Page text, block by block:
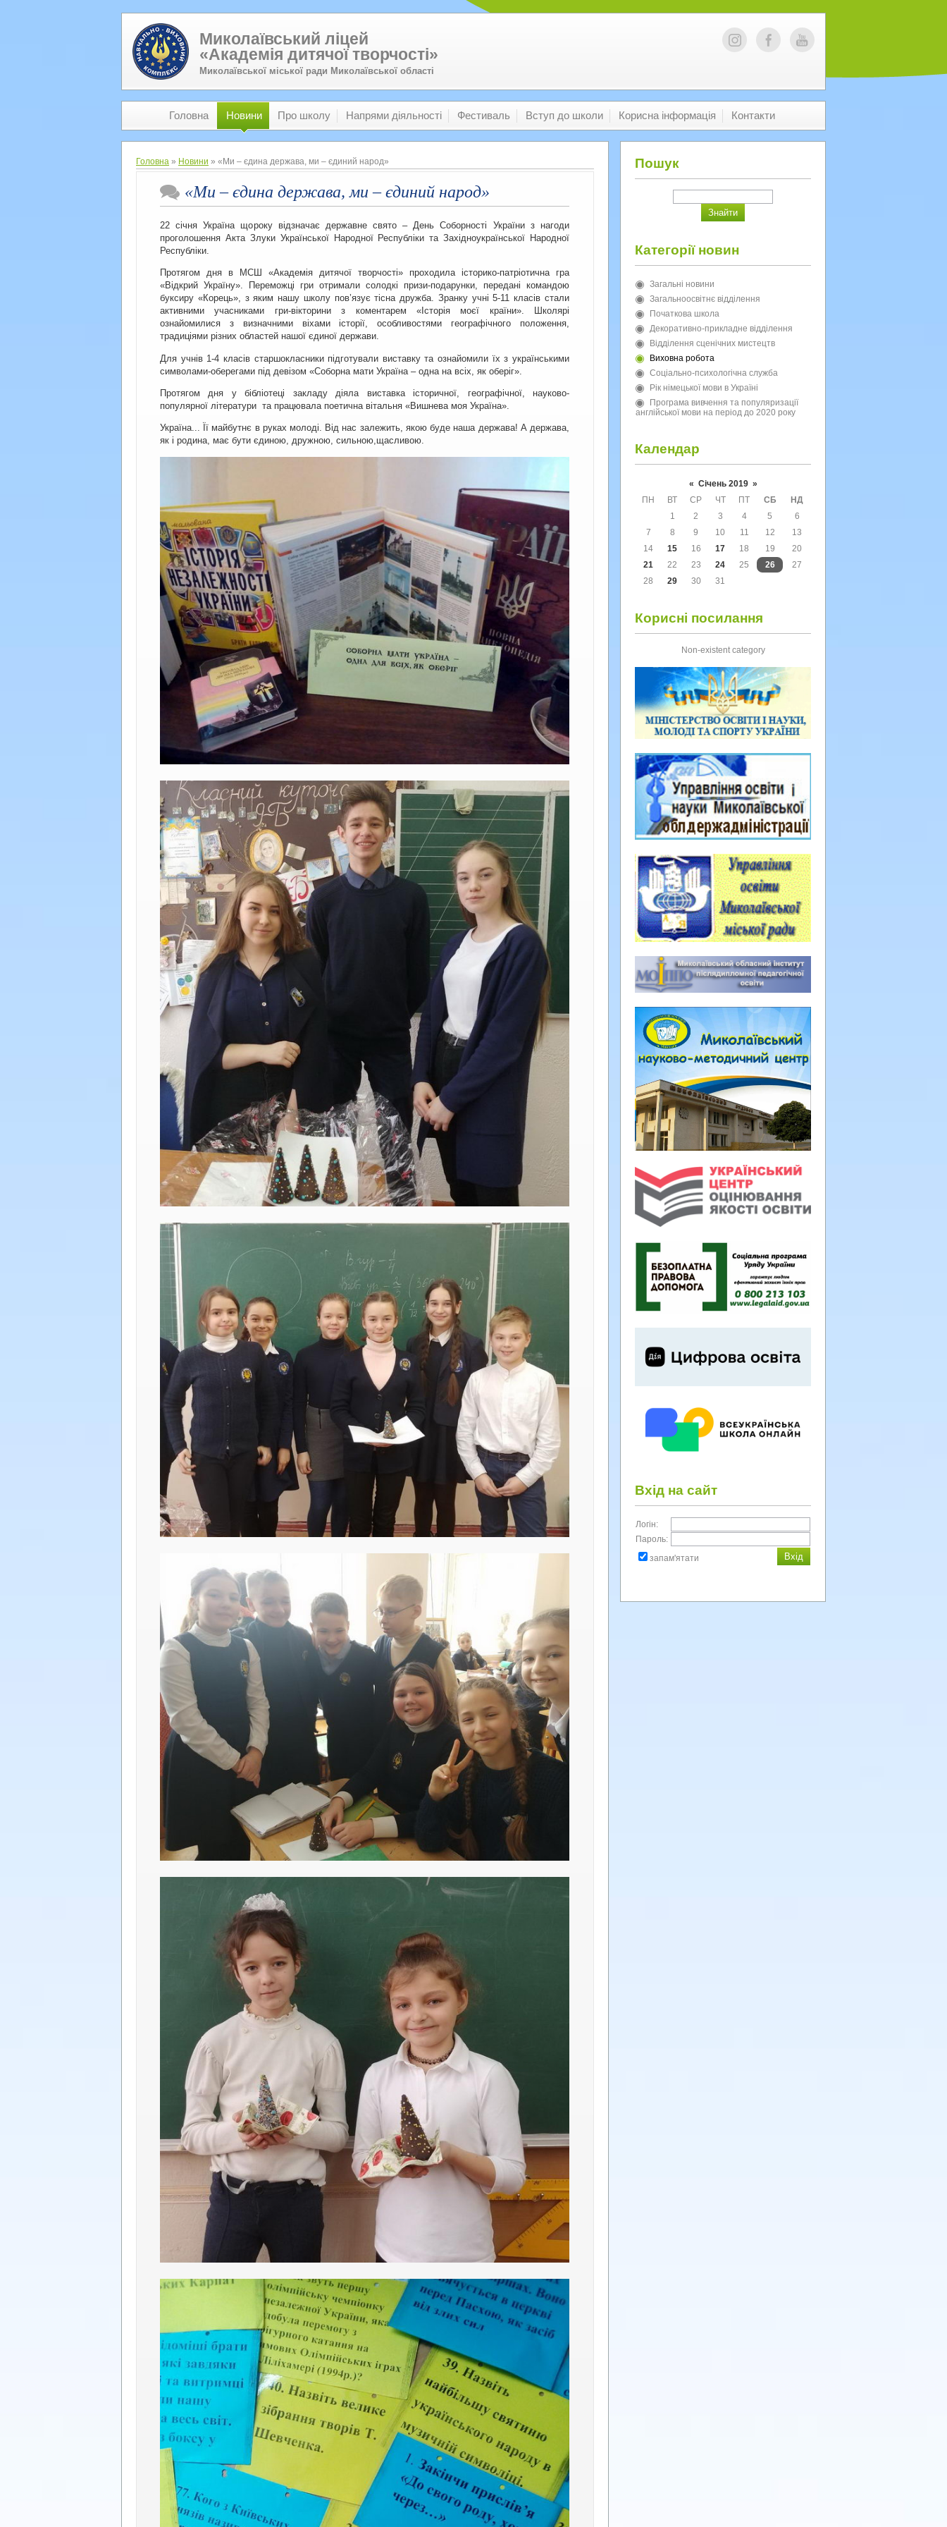
Миколаївський ліцей
«Академія дитячої творчості»
Миколаївської міської ради Миколаївської області
Головна Новини Про школу Напрями діяльності Фестиваль Вступ до школи Корисна інформація Контакти
Головна » Новини » «Ми – єдина держава, ми – єдиний народ»
«Ми – єдина держава, ми – єдиний народ»
22 січня Україна щороку відзначає державне свято – День Соборності України з нагоди
проголошення Акта Злуки Української Народної Республіки та Західноукраїнської Народної
Республіки.
Протягом дня в МСШ «Академія дитячої творчості» проходила історико-патріотична гра
«Відкрий Україну». Переможці гри отримали солодкі призи-подарунки, передані командою
буксиру «Корець», з яким нашу школу пов’язує тісна дружба. Зранку учні 5-11 класів стали
активними учасниками гри-вікторини з коментарем «Історія моєї країни». Школярі
ознайомилися з визначними віхами історії, особливостями географічного положення,
традиціями різних областей нашої єдиної держави.
Для учнів 1-4 класів старшокласники підготували виставку та ознайомили їх з українськими
символами-оберегами під девізом «Соборна мати Україна – одна на всіх, як оберіг».
Протягом дня у бібліотеці закладу діяла виставка історичної, географічної, науково-
популярної літератури та працювала поетична вітальня «Вишнева моя Україна».
Україна... Її майбутнє в руках молоді. Від нас залежить, якою буде наша держава! А держава,
як і родина, має бути єдиною, дружною, сильною,щасливою.
Пошук
Категорії новин
Загальні новини
Загальноосвітнє відділення
Початкова школа
Декоративно-прикладне відділення
Відділення сценічних мистецтв
Виховна робота
Соціально-психологічна служба
Рік німецької мови в Україні
Програма вивчення та популяризації
англійської мови на період до 2020 року
Календар
« Січень 2019 »
ПН
ВТ СР ЧТ ПТ СБ
НД
1
2 3 4 5
6
7
8 9 10 11 12
13
14
15 16 17 18 19
20
21
22 23 24 25 26
27
28
29 30 31
Корисні посилання
Non-existent category
Вхід на сайт
Логін:
Пароль:
запам'ятати